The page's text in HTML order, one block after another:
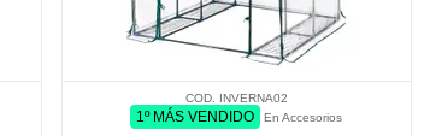
COD. INVERNA02
1º MÁS VENDIDO En Accesorios